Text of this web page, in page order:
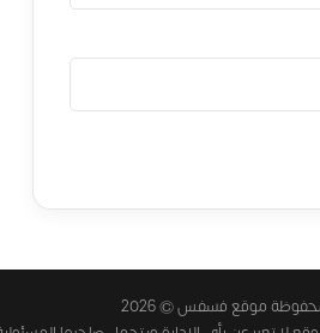
موقع فسفس © 2026